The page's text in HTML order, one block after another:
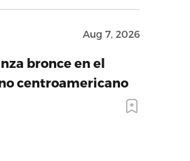
Aug 7, 2026
bronce en el
centroamericano